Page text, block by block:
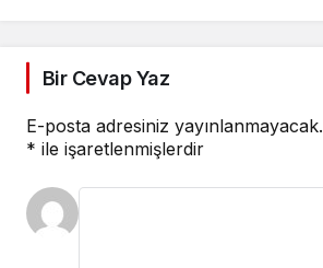
Bir Cevap Yaz
E-posta adresiniz yayınlanmayacak.
* ile işaretlenmişlerdir